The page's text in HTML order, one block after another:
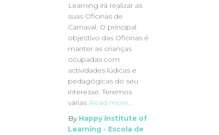
Learning irá realizar as
suas Oficinas de
Carnaval. O principal
objectivo das Oficinas é
manter as crianças
ocupadas com
actividades lúdicas e
pedagógicas do seu
interesse. Teremos
várias Read more…
By Happy Institute of
Learning - Escola de